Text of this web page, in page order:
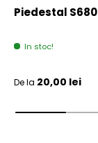
Piedestal S680
In stoc!
Pret initial
De la 20,00 lei